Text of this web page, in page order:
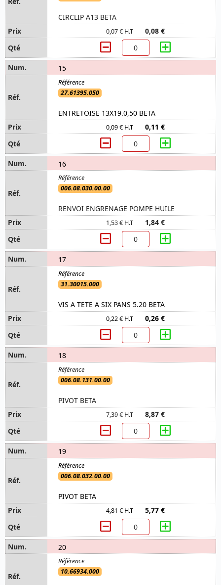
CIRCLIP A13 BETA
0,07 € H.T 0,08 €
15
27.61395.050
ENTRETOISE 13X19.0,50 BETA
0,09 € H.T 0,11 €
16
006.08.030.00.00
RENVOI ENGRENAGE POMPE HUILE
1,53 € H.T 1,84 €
17
31.30015.000
VIS A TETE A SIX PANS 5.20 BETA
0,22 € H.T 0,26 €
18
006.08.131.00.00
PIVOT BETA
7,39 € H.T 8,87 €
19
006.08.032.00.00
PIVOT BETA
4,81 € H.T 5,77 €
20
10.66934.000